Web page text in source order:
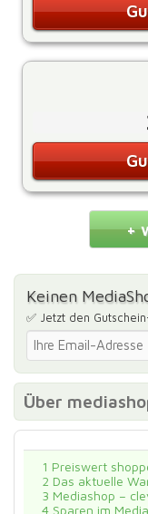
+
Keinen
✅ Jetzt den
Über
1 Preiswert
2 Das aktuelle
3 Mediashop –
4 Sparen im